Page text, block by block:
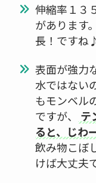
伸縮率１３
があります
長！ですね♪
表面が強力
水ではない
もモンベル
ですが、
テ
ると、じわ
飲み物こぼ
けば大丈夫